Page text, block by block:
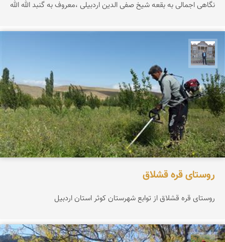
نگاهی اجمالی به بقعه شیخ صفی الدین اردبیلی ،معروف به گنبد الله الله
روستای قره قشلاق
روستای قره قشلاق از توابع شهرستان کوثر استان اردبیل